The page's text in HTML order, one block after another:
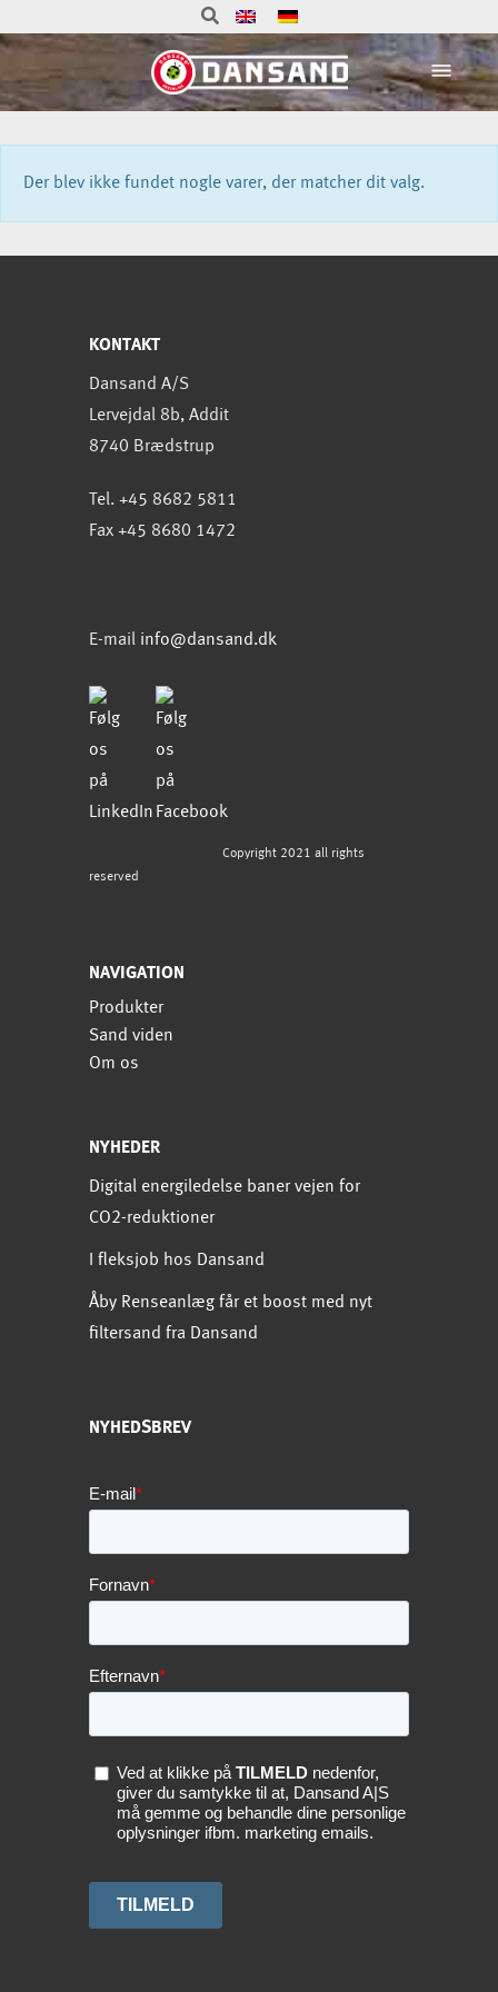
Der blev ikke fundet nogle varer, der matcher dit valg.
KONTAKT
Dansand A/S
Lervejdal 8b, Addit
8740 Brædstrup
Tel. +45 8682 5811
Fax +45 8680 1472
E-mail info@dansand.dk
Copyright 2021 all rights
reserved
NAVIGATION
Produkter
Sand viden
Om os
NYHEDER
Digital energiledelse baner vejen for
CO2-reduktioner
I fleksjob hos Dansand
Åby Renseanlæg får et boost med nyt
filtersand fra Dansand
NYHEDSBREV